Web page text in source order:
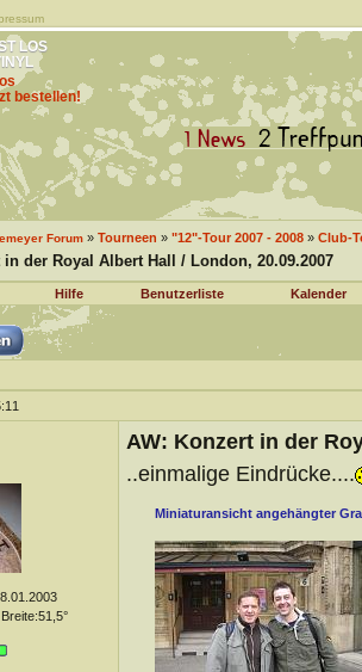
LOS
bestellen!
Forum» Tourneen » "12"-Tour 2007 - 2008» Club-
in der Royal Albert Hall / London, 20.09.2007
Hilfe Benutzerliste Kalender
AW: Konzert in der
..einmalige Eindrücke....
Miniaturansicht angehängter